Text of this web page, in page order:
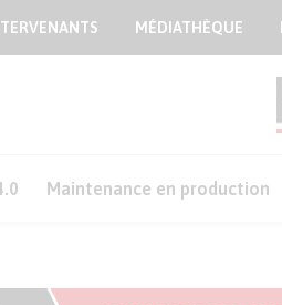
MÉDIATHÈQUE
Maintenance en production